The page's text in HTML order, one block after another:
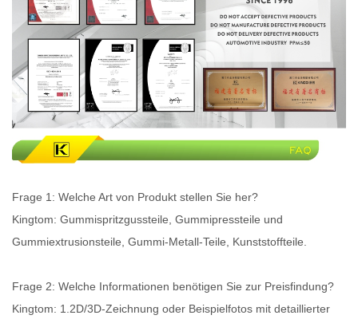
Frage 1: Welche Art von Produkt stellen Sie her?
Kingtom: Gummispritzgussteile, Gummipressteile und
Gummiextrusionsteile, Gummi-Metall-Teile, Kunststoffteile.
Frage 2: Welche Informationen benötigen Sie zur Preisfindung?
Kingtom: 1.2D/3D-Zeichnung oder Beispielfotos mit detaillierter